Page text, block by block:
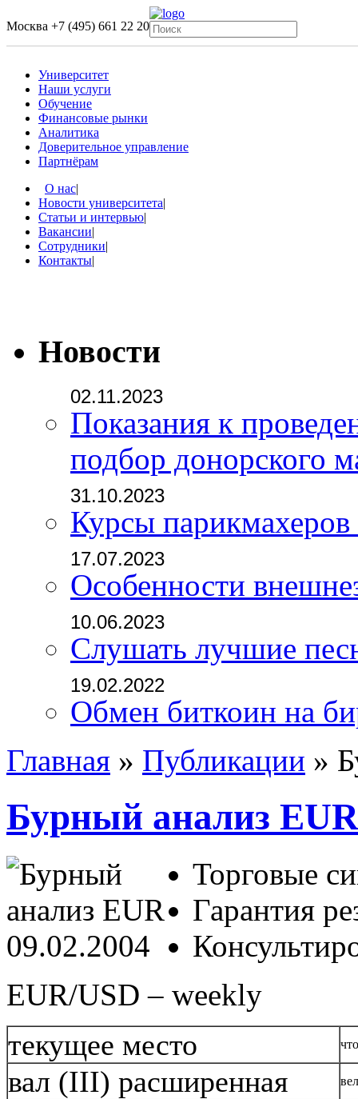
Москва +7 (495) 661 22 20
Университет
Наши услуги
Обучение
Финансовые рынки
Аналитика
Доверительное управление
Партнёрам
О нас|
Новости университета|
Статьи и интервью|
Вакансии|
Сотрудники|
Контакты|
Новости
02.11.2023
Показания к
подбор донорского
31.10.2023
Курсы
17.07.2023
Особенности
10.06.2023
Слушать лучшие
19.02.2022
Обмен биткоин на
Главная » Публикации »
Бурный анализ
Торговые
Гарантия
EUR/USD – weekly
текущее место
вал (III) расширенная